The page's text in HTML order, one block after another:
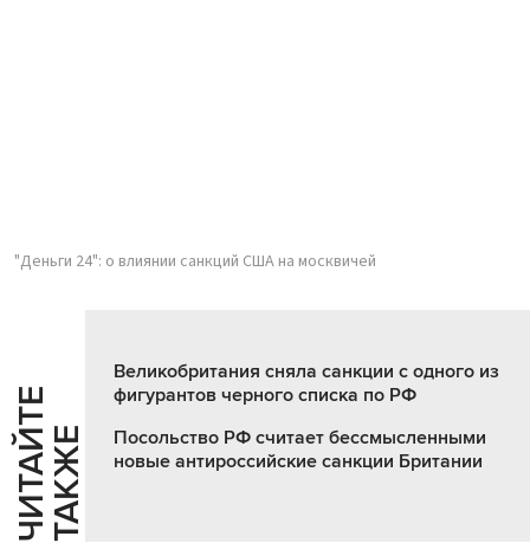
"Деньги 24": о влиянии санкций США на москвичей
Ч
И
Т
АЙ
Т
Е
Т
А
К
ЖЕ
Великобритания сняла санкции с одного из
фигурантов черного списка по РФ
Посольство РФ считает бессмысленными
новые антироссийские санкции Британии